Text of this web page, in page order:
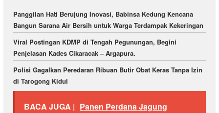
Panggilan Hati Berujung Inovasi, Babinsa Kedung Kencana
Bangun Sarana Air Bersih untuk Warga Terdampak Kekeringan
Viral Postingan KDMP di Tengah Pegunungan, Begini
Penjelasan Kades Cikaracak – Argapura.
Polisi Gagalkan Peredaran Ribuan Butir Obat Keras Tanpa Izin
di Tarogong Kidul
BACA JUGA | Panen Perdana Jagung